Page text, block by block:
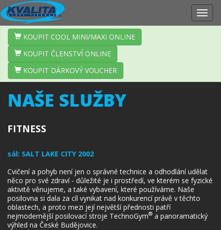
NAŠE SLUŽBY
FITNESS
sál: SALT LAKE CITY 2002
Cvičení a pohyb není jen o správné technice a odhodlání udělat
něco pro své zdraví - důležité je i prostředí, ve kterém se fyzické
aktivitě věnujeme, a také vybavení, které používáme. Naše
posilovna si dala za cíl vynikat nad konkurencí právě v těchto
oblastech, a proto mezi její největší přednosti patří
nejmodernější posilovací stroje TechnoGym® a panoramatický
výhled na České Budějovice.
KOUPIT COOL MINI/MAXI ONLINE
KOUPIT ČLENSTVÍ ONLINE
KOUPIT DÁRKOVÝ VOUCHER